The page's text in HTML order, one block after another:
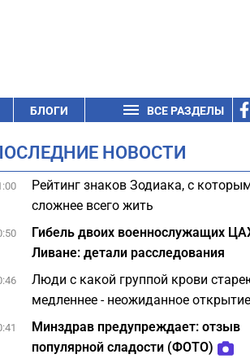
БЛОГИ ВСЕ РАЗДЕЛЫ
НОВОСТИ
Рейтинг знаков Зодиака, с
сложнее всего жить
Гибель двоих военнослужащих
Ливане: детали расследования
Люди с какой группой крови
медленнее - неожиданное открытие
Минздрав предупреждает: отзыв
популярной сладости (ФОТО)